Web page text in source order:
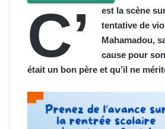
C’
est la scène
tentative de
Mahamadou,
cause pour
était un bon père et qu’il ne